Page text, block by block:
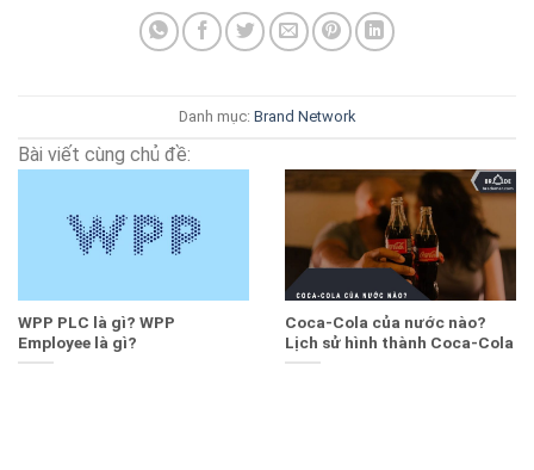
Danh mục: Brand Network
Bài viết cùng chủ đề:
WPP PLC là gì? WPP
Employee là gì?
Coca-Cola của nước nào?
Lịch sử hình thành Coca-Cola